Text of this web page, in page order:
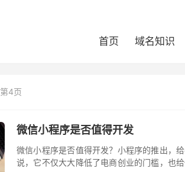
首页 域名知识
第4页
微信小程序是否值得开发
微信小程序是否值得开发？小程序的推出，
说，它不仅大大降低了电商创业的门槛，也